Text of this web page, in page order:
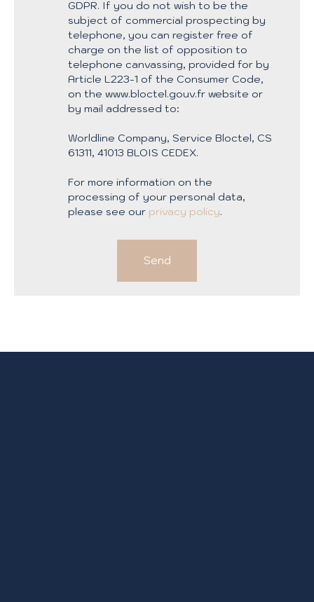
GDPR. If you do not wish to be the
subject of commercial prospecting by
telephone, you can register free of
charge on the list of opposition to
telephone canvassing, provided for by
Article L223-1 of the Consumer Code,
on the www.bloctel.gouv.fr website or
by mail addressed to:
Worldline Company, Service Bloctel, CS
61311, 41013 BLOIS CEDEX.
For more information on the
processing of your personal data,
please see our privacy policy.
Send